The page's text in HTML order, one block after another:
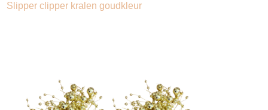
Slipper clipper kralen goudkleur